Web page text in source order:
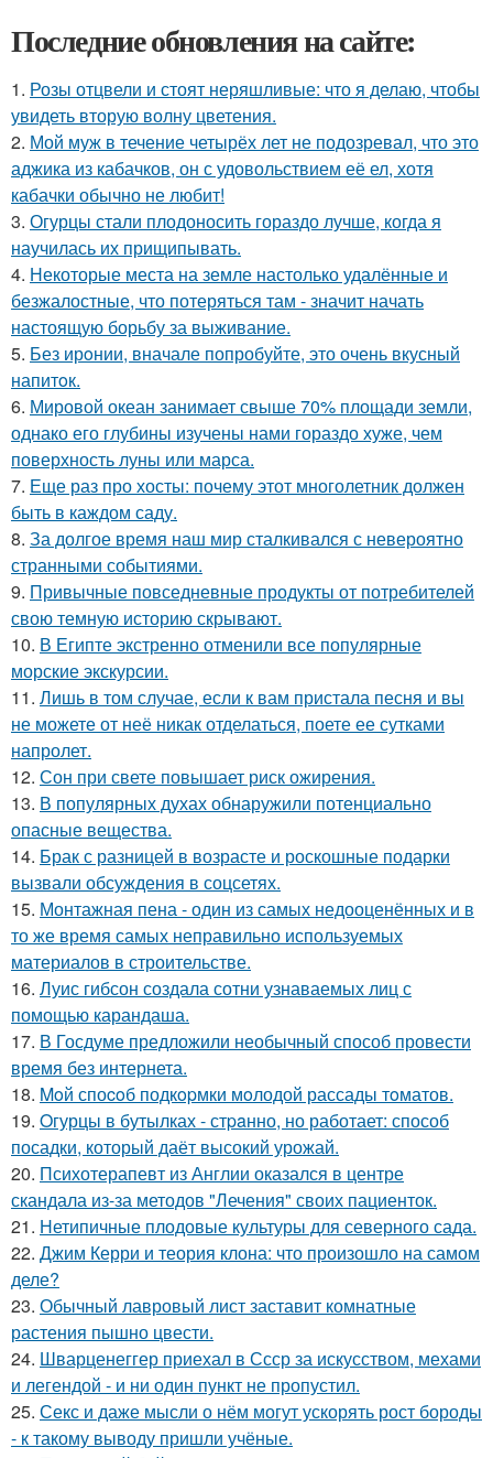
Последние обновления на сайте:
1. Розы отцвели и стоят неряшливые: что я делаю, чтобы
увидеть вторую волну цветения.
2. Мой муж в течение четырёх лет не подозревал, что это
аджика из кабачков, он с удовольствием её ел, хотя
кабачки обычно не любит!
3. Огурцы стали плодоносить гораздо лучше, когда я
научилась их прищипывать.
4. Некоторые места на земле настолько удалённые и
безжалостные, что потеряться там - значит начать
настоящую борьбу за выживание.
5. Без ирoнии, вначале попробуйте, это очень вкусный
напитoк.
6. Мировой океан занимает свыше 70% площади земли,
однако его глубины изучены нами гораздо хуже, чем
поверхность луны или марса.
7. Еще раз про хосты: почему этот многолетник должен
быть в каждом саду.
8. За долгое время наш мир сталкивался с невероятно
странными событиями.
9. Привычные повседневные продукты от потребителей
свою темную историю скрывают.
10. В Египте экстренно отменили все популярные
морские экскурсии.
11. Лишь в том случае, если к вам пристала песня и вы
не можете от неё никак отделаться, поете ее сутками
напролет.
12. Сон при свете повышает риск ожирения.
13. В популярных духах обнаружили потенциально
опасные вещества.
14. Брак с разницей в возрасте и роскошные подарки
вызвали обсуждения в соцсетях.
15. Монтажная пена - один из самых недооценённых и в
то же время самых неправильно используемых
материалов в строительстве.
16. Луис гибсон создала сотни узнаваемых лиц с
помощью карандаша.
17. В Госдуме предложили необычный способ провести
время без интернета.
18. Moй споcoб подкopмки мoлодой рассады тoматов.
19. Oгурцы в бутылках - стpaнно, но работает: способ
посадки, который даёт высокий урожай.
20. Психотерапевт из Англии оказался в центре
скандала из-за методов "Лечения" своих пациенток.
21. Нетипичные плодовые культуры для северного сада.
22. Джим Керри и теория клона: что произошло на самом
деле?
23. Обычный лавровый лист заставит комнатные
растения пышно цвести.
24. Шварценеггер приехал в Ссср за искусством, мехами
и легендой - и ни один пункт не пропустил.
25. Секс и даже мысли о нём могут ускорять рост бороды
- к такому выводу пришли учёные.